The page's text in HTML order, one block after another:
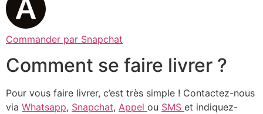
Commander par Snapchat
Comment se faire livrer ?
Pour vous faire livrer, c’est très simple ! Contactez-nous
via Whatsapp, Snapchat, Appel ou SMS et indiquez-